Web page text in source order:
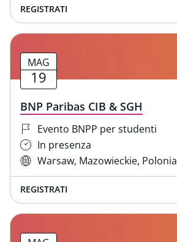
REGISTRATI
MAG
19
BNP Paribas CIB & SGH
Evento BNPP per studenti
In presenza
Warsaw, Mazowieckie, Polonia
REGISTRATI